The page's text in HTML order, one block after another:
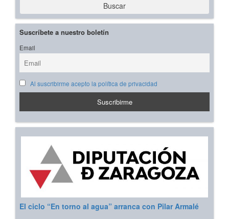
Buscar
Suscríbete a nuestro boletín
Email
Al suscribirme acepto la política de privacidad
El ciclo “En torno al agua” arranca con Pilar Armalé